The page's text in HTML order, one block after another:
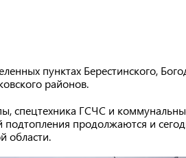
пунктах Берестинского,
районов.
спецтехника ГСЧС и
продолжаются и
области.